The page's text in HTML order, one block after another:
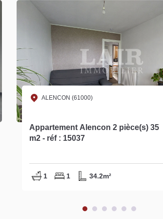
Appartement Alencon 3 pièce(s)
1 2 54.34m²